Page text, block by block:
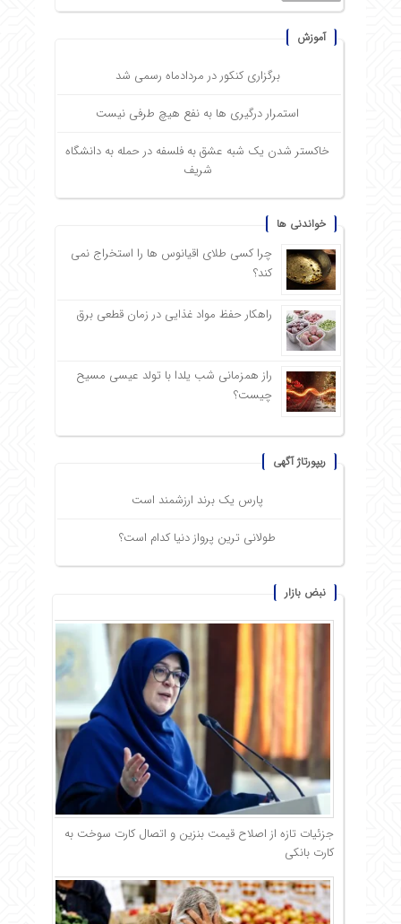
آموزش
برگزاری کنکور در مردادماه رسمی شد
استمرار درگیری ها به نفع هیچ طرفی نیست
خاکستر شدن یک شبه عشق به فلسفه در حمله به دانشگاه
شریف
خواندنی ها
چرا کسی طلای اقیانوس ها را استخراج نمی
کند؟
راهکار حفظ مواد غذایی در زمان قطعی برق
راز همزمانی شب یلدا با تولد عیسی مسیح
چیست؟
ریپورتاژ آگهی
پارس یک برند ارزشمند است
طولانی ترین پرواز دنیا کدام است؟
نبض بازار
جزئیات تازه از اصلاح قیمت بنزین و اتصال کارت سوخت به
کارت بانکی